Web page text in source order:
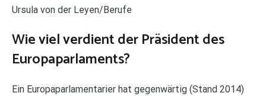
Ursula von der Leyen/Berufe
Wie viel verdient der Präsident des
Europaparlaments?
Ein Europaparlamentarier hat gegenwärtig (Stand 2014)